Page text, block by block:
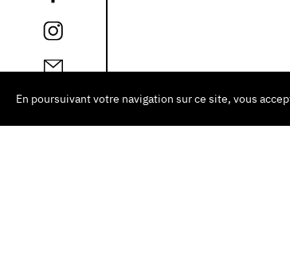
En poursuivant votre navigation sur ce site, vous